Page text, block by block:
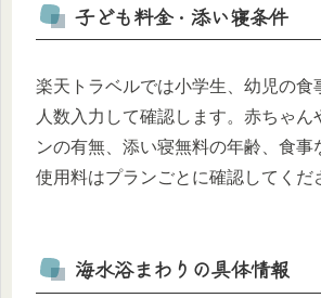
子ども料金・添い寝条件
楽天トラベルでは小学生、幼児の食
人数入力して確認します。赤ちゃん
ンの有無、添い寝無料の年齢、食事
使用料はプランごとに確認してくだ
海水浴まわりの具体情報